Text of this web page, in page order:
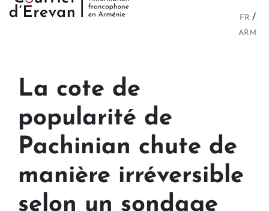
FR
ARM
La cote de
popularité de
Pachinian chute de
manière irréversible
selon un sondage